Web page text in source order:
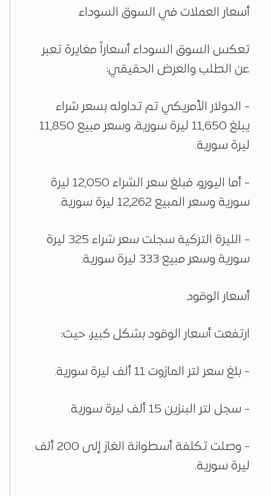
أسعار العملات في السوق السوداء
تعكس السوق السوداء أسعاراً مغايرة تعبر
عن الطلب والعرض الحقيقي:
- الدولار الأمريكي تم تداوله بسعر شراء
يبلغ 11,650 ليرة سورية، وسعر مبيع 11,850
ليرة سورية.
- أما اليورو، فبلغ سعر الشراء 12,050 ليرة
سورية وسعر المبيع 12,262 ليرة سورية.
- الليرة التركية سجلت سعر شراء 325 ليرة
سورية وسعر مبيع 333 ليرة سورية.
أسعار الوقود
ارتفعت أسعار الوقود بشكل كبير، حيث:
- بلغ سعر لتر المازوت 11 ألف ليرة سورية.
- سجل لتر البنزين 15 ألف ليرة سورية.
- وصلت تكلفة أسطوانة الغاز إلى 200 ألف
ليرة سورية.